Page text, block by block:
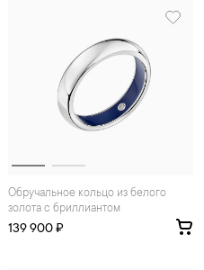
Обручальное кольцо из белого
золота с бриллиантом
139 900 ₽